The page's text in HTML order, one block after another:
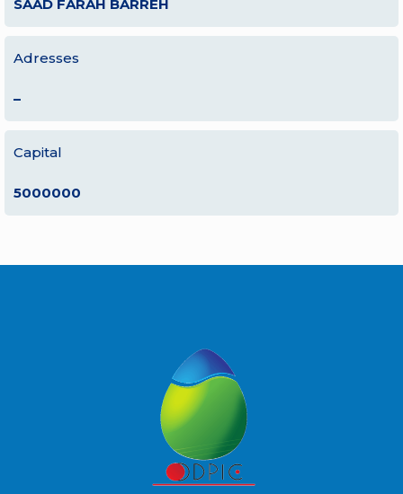
SAAD FARAH BARREH
Adresses
–
Capital
5000000